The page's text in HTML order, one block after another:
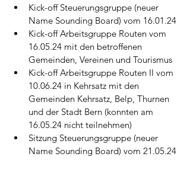
Kick-off Steuerungsgruppe (neuer
Name Sounding Board) vom 16.01.24
Kick-off Arbeitsgruppe Routen vom
16.05.24 mit den betroffenen
Gemeinden, Vereinen und Tourismus
Kick-off Arbeitsgruppe Routen II vom
10.06.24 in Kehrsatz mit den
Gemeinden Kehrsatz, Belp, Thurnen
und der Stadt Bern (konnten am
16.05.24 nicht teilnehmen)
Sitzung Steuerungsgruppe (neuer
Name Sounding Board) vom 21.05.24